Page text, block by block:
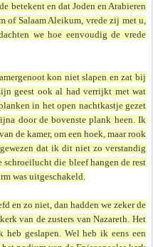
betekent en dat Joden en Arabieren
of Salaam Aleikum, vrede zij met u,
we hoe eenvoudig de vrede
kon niet slapen en zat bij
geest ook al had verrijkt met wat
in het open nachtkastje gezet
door de bovenste plank heen. Ik
de kamer, om een hoek, maar rook
dat ik dit niet zo verstandig
die bleef hangen de rest
was uitgeschakeld.
en zo niet, dan hadden we zeker de
van de zusters van Nazareth. Het
geslapen. Wel heb ik eens een